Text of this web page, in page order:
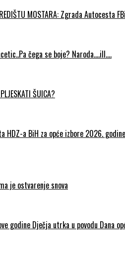
MOSTARA: Zgrada
čega se boje? Naroda….ill….
ŠUICA?
HDZ-a BiH za opće izbore 2026. godine
je ostvarenje snova
godine Dječja utrka u povodu Dana